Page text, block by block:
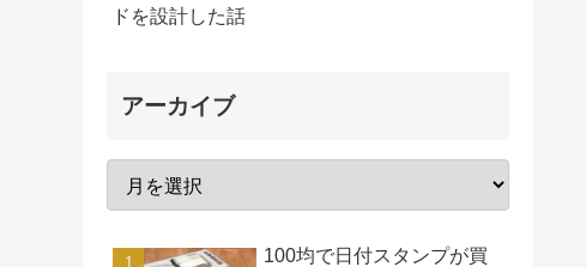
ドを設計した話
アーカイブ
100均で日付スタンプが買